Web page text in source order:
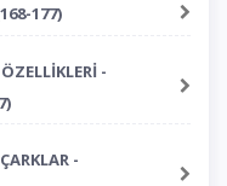
177)
-
-